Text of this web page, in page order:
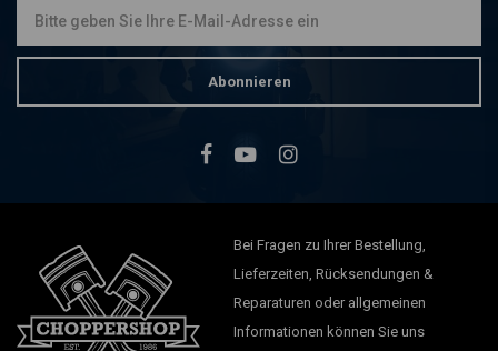
Abonnieren
Bei Fragen zu Ihrer Bestellung,
Lieferzeiten, Rücksendungen &
Reparaturen oder allgemeinen
Informationen können Sie uns